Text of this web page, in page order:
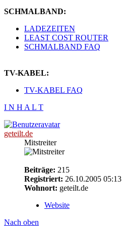
SCHMALBAND:
LADEZEITEN
LEAST COST ROUTER
SCHMALBAND FAQ
TV-KABEL:
TV-KABEL FAQ
I N H A L T
geteilt.de
Mitstreiter
Beiträge: 215
Registriert: 26.10.2005 05:13
Wohnort: geteilt.de
Website
Nach oben